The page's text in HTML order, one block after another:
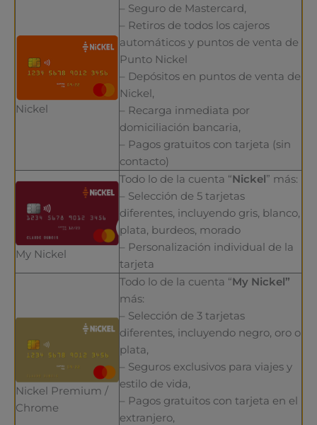
Nickel
– Seguro de Mastercard,
– Retiros de todos los cajeros
automáticos y puntos de venta de
Punto Nickel
– Depósitos en puntos de venta de
Nickel,
– Recarga inmediata por
domiciliación bancaria,
– Pagos gratuitos con tarjeta (sin
contacto)
My Nickel
Todo lo de la cuenta “Nickel” más:
– Selección de 5 tarjetas
diferentes, incluyendo gris, blanco,
plata, burdeos, morado
– Personalización individual de la
tarjeta
Nickel Premium /
Chrome
Todo lo de la cuenta “My Nickel”
más:
– Selección de 3 tarjetas
diferentes, incluyendo negro, oro o
plata,
– Seguros exclusivos para viajes y
estilo de vida,
– Pagos gratuitos con tarjeta en el
extranjero,